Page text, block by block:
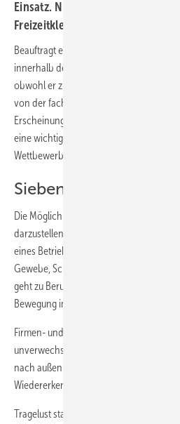
Einsatz. Neuerdings werden
Freizeitkleidung angeboten.
Beauftragt ein Kunde zum ersten Mal
innerhalb der ersten sieben Sekunden
obwohl er zu diesem Zeitpunkt noch gar
von der fachlichen Kompetenz zu
Erscheinungsbild der Mitarbeiter spielt
eine wichtige Rolle und wird
Wett­bewerbsfaktor.
Sieben Sekunden, die
Die Möglichkeiten, sich über
darzustellen, sind vielfältig. Dabei kann
eines Betriebes in der Corporate
Gewebe, Schnitt und Farbgestaltung.
geht zu Berufskleidung im Freizeitlook,
Bewegung im Arbeitsalltag mitmacht.
Firmen- und Namensembleme
unverwechselbare Bild der Firma und
nach außen. Gleichzeitig schaffen
Wiedererkennungswert.
Tragelust statt Tragefrust: Auch nach